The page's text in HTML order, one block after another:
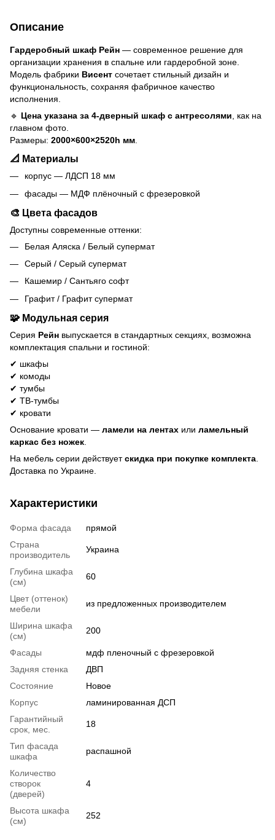
Описание
Гардеробный шкаф Рейн — современное решение для
организации хранения в спальне или гардеробной зоне.
Модель фабрики Висент сочетает стильный дизайн и
функциональность, сохраняя фабричное качество
исполнения.
🔹 Цена указана за 4-дверный шкаф с антресолями , как на
главном фото.
Размеры: 2000×600×2520h мм
📐 Материалы
корпус — ЛДСП 18 мм
фасады — МДФ плёночный с фрезеровкой
🎨 Цвета фасадов
Доступны современные оттенки:
Белая Аляска / Белый супермат
Серый / Серый супермат
Кашемир / Сантьяго софт
Графит / Графит супермат
🧩 Модульная серия
Серия Рейн выпускается в стандартных секциях, возможна
комплектация спальни и гостиной:
✔ шкафы
✔ комоды
✔ тумбы
✔ ТВ-тумбы
✔ кровати
Основание кровати — ламели на лентах или ламельный
каркас без ножек
На мебель серии действуетскидка при покупке комплекта
Доставка по Украине.
Характеристики
Форма фасада
прямой
Страна
производитель
Украина
Глубина шкафа
(см)
60
Цвет (оттенок)
мебели
из предложенных производителем
Ширина шкафа
(см)
200
Фасады
мдф пленочный с фрезеровкой
Задняя стенка
ДВП
Состояние
Новое
Корпус
ламинированная ДСП
Гарантийный
срок, мес.
18
Тип фасада
шкафа
распашной
Количество
створок
(дверей)
4
Высота шкафа
(см)
252